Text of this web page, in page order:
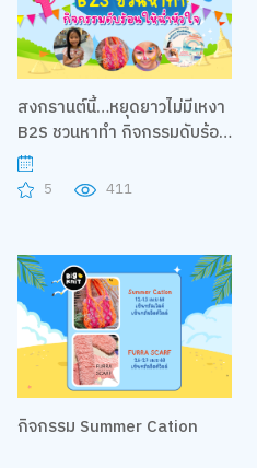
สงกรานต์นี้…หยุดยาวไม่มีเหงา
B2S ชวนหาทำ กิจกรรมดับร้อน
ให้ฉ่ำหัวใจ เติมความสุขให้ทุก
ครอบครัว
5 411
กิจกรรม Summer Cation